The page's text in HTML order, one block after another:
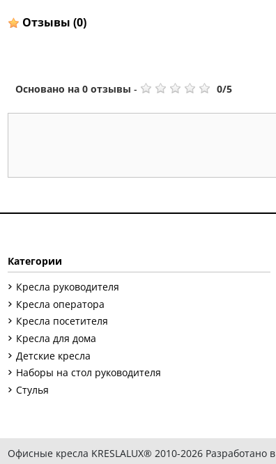
Отзывы (0)
Основано на 0отзывы - 0/5
Категории
Кресла руководителя
Кресла оператора
Кресла посетителя
Кресла для дома
Детские кресла
Наборы на стол руководителя
Стулья
Офисные кресла KRESLALUX® 2010-2026 Разработано в